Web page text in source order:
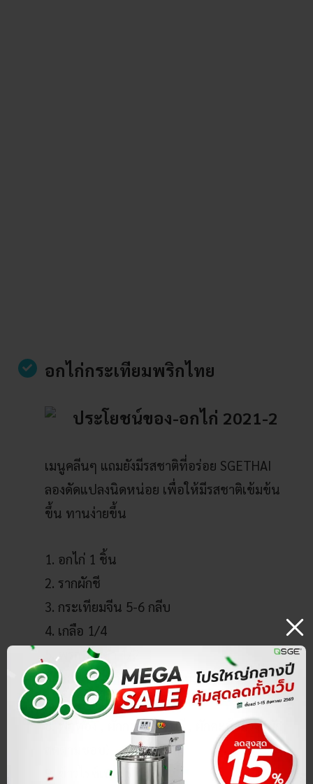
อกไก่กระเทียมพริกไทย
เมนูคลีนๆ แถมยังมีรสชาติที่อร่อย SGETHAI
ลองดัดแปลงนิดหน่อย เพื่อให้มีรสชาติเข้มข้น
ขึ้น ทานง่ายขึ้น
1. อกไก่ 1 ชิ้น
2. รากผักชี
3. กระเทียมจีน 5-6 กลีบ
4. เกลือ 1/4
5. พริกไทยดำ 1/2
6. ซอสหอยนางรม 2 ช้อนโต๊ะ
7. น้ำมันคาโนล่า ¼ ช้อนชา
8. ฟักทอง , ผักกาดเขียวปลี , ผักคะน้าฝรั่ง (ผัก
9. ข้าวไรซ์เบอร์รี่